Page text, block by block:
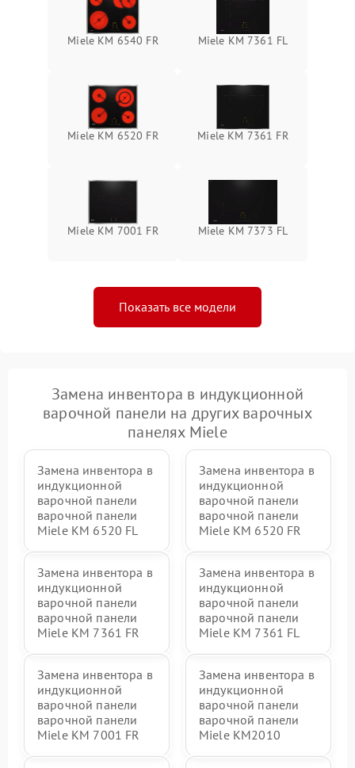
Miele KM 6540 FR Miele KM 7361 FL
Miele KM 6520 FR Miele KM 7361 FR
Miele KM 7001 FR Miele KM 7373 FL
Показать все модели
Замена инвентора в индукционной
варочной панели на других варочных
панелях Miele
Замена инвентора в
индукционной
варочной панели
варочной панели
Miele KM 6520 FL
Замена инвентора в
индукционной
варочной панели
варочной панели
Miele KM 6520 FR
Замена инвентора в
индукционной
варочной панели
варочной панели
Miele KM 7361 FR
Замена инвентора в
индукционной
варочной панели
варочной панели
Miele KM 7361 FL
Замена инвентора в
индукционной
варочной панели
варочной панели
Miele KM 7001 FR
Замена инвентора в
индукционной
варочной панели
варочной панели
Miele KM2010